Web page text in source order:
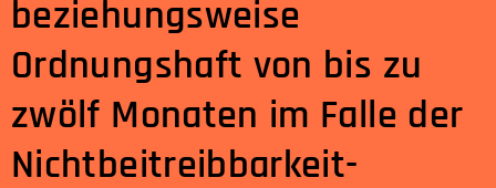
beziehungsweise
Ordnungshaft von bis zu
zwölf Monaten im Falle der
Nichtbeitreibbarkeit-